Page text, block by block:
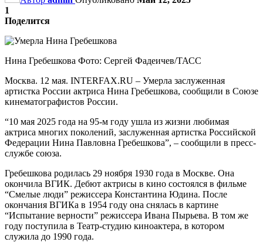
1
Поделится
Нина Гребешкова Фото: Сергей Фадеичев/ТАСС
Москва. 12 мая. INTERFAX.RU – Умерла заслуженная
артистка России актриса Нина Гребешкова, сообщили в Союзе
кинематографистов России.
“10 мая 2025 года на 95-м году ушла из жизни любимая
актриса многих поколений, заслуженная артистка Российской
Федерации Нина Павловна Гребешкова”, – сообщили в пресс-
службе союза.
Гребешкова родилась 29 ноября 1930 года в Москве. Она
окончила ВГИК. Дебют актрисы в кино состоялся в фильме
“Смелые люди” режиссера Константина Юдина. После
окончания ВГИКа в 1954 году она снялась в картине
“Испытание верности” режиссера Ивана Пырьева. В том же
году поступила в Театр-студию киноактера, в котором
служила до 1990 года.